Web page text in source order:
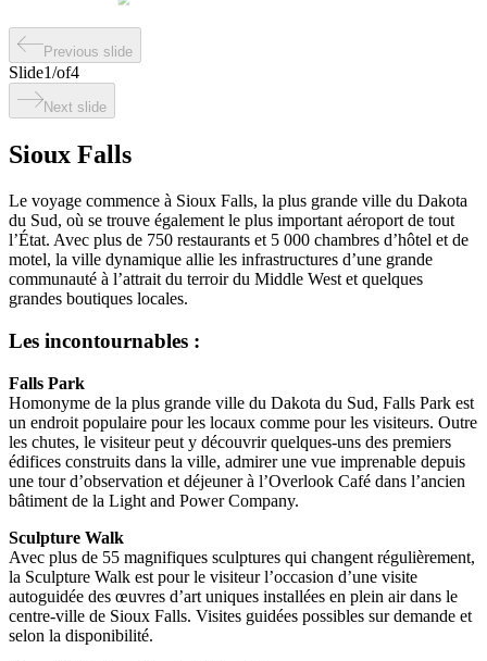
Previous slide
Slide1/of4
Next slide
Sioux Falls
Le voyage commence à Sioux Falls, la plus grande ville du Dakota
du Sud, où se trouve également le plus important aéroport de tout
l’État. Avec plus de 750 restaurants et 5 000 chambres d’hôtel et de
motel, la ville dynamique allie les infrastructures d’une grande
communauté à l’attrait du terroir du Middle West et quelques
grandes boutiques locales.
Les incontournables :
Falls Park
Homonyme de la plus grande ville du Dakota du Sud, Falls Park est
un endroit populaire pour les locaux comme pour les visiteurs. Outre
les chutes, le visiteur peut y découvrir quelques-uns des premiers
édifices construits dans la ville, admirer une vue imprenable depuis
une tour d’observation et déjeuner à l’Overlook Café dans l’ancien
bâtiment de la Light and Power Company.
Sculpture Walk
Avec plus de 55 magnifiques sculptures qui changent régulièrement,
la Sculpture Walk est pour le visiteur l’occasion d’une visite
autoguidée des œuvres d’art uniques installées en plein air dans le
centre-ville de Sioux Falls. Visites guidées possibles sur demande et
selon la disponibilité.